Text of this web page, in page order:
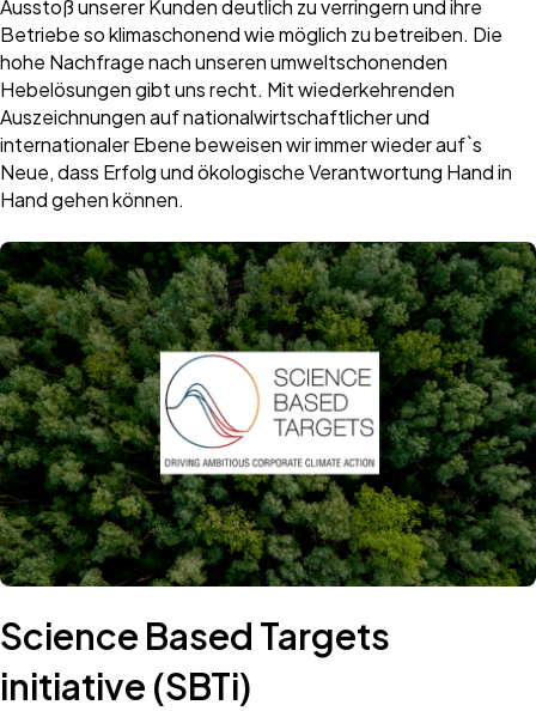
Ausstoß unserer Kunden deutlich zu verringern und ihre
Betriebe so klimaschonend wie möglich zu betreiben. Die
hohe Nachfrage nach unseren umweltschonenden
Hebelösungen gibt uns recht. ​​Mit wiederkehrenden
Auszeichnungen auf nationalwirtschaftlicher und
internationaler Ebene beweisen wir immer wieder auf`s
Neue, dass Erfolg und ökologische Verantwortung Hand in
Hand gehen können.
Science Based Targets
initiative (SBTi) ​